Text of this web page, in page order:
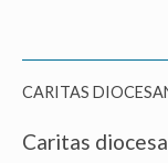
CARITAS
Caritas